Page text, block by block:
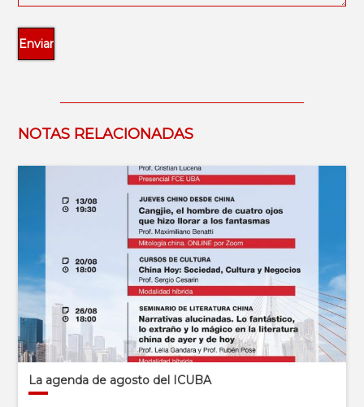
NOTAS RELACIONADAS
La agenda de agosto del ICUBA